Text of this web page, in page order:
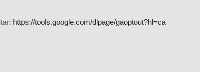
https://tools.google.com/dlpage/gaoptout?hl=ca